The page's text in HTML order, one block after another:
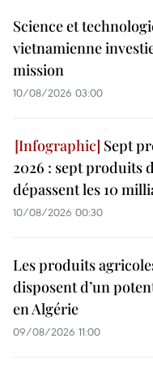
Science et
vietnamienne
mission
10/08/2026 03:00
Sept
2026 : sept produits
dépassent les 10
10/08/2026 00:30
Les produits
disposent d’un
en Algérie
09/08/2026 11:00